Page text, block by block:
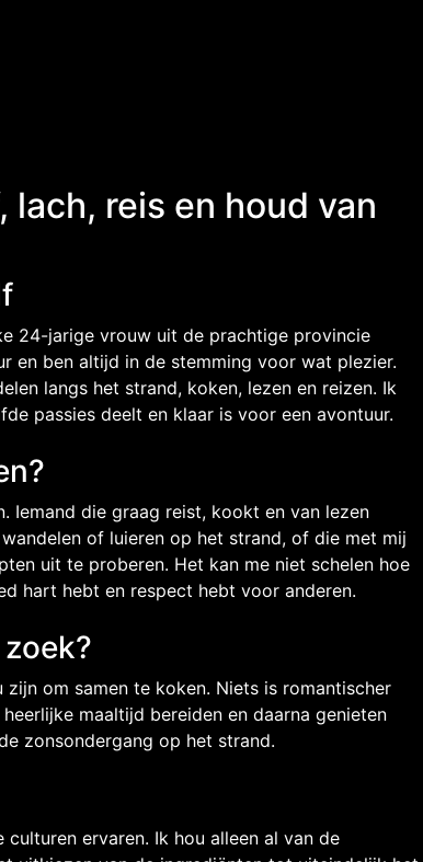
lach, reis en houd van
24-jarige vrouw uit de prachtige provincie
en ben altijd in de stemming voor wat plezier.
langs het strand, koken, lezen en reizen. Ik
passies deelt en klaar is voor een avontuur.
Iemand die graag reist, kookt en van lezen
of luieren op het strand, of die met mij
uit te proberen. Het kan me niet schelen hoe
hart hebt en respect hebt voor anderen.
om samen te koken. Niets is romantischer
maaltijd bereiden en daarna genieten
zonsondergang op het strand.
ervaren. Ik hou alleen al van de